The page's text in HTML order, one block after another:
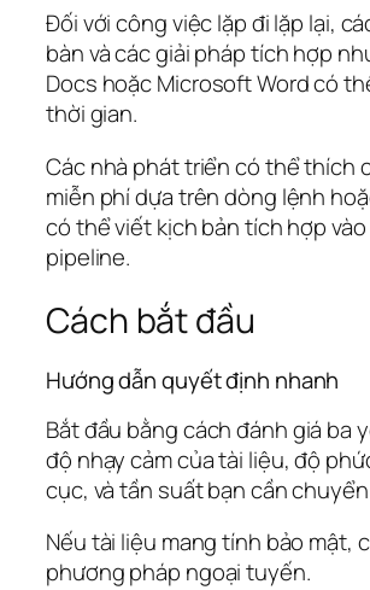
Đối với công việc lặp đi lặp lại,
bàn và các giải pháp tích hợp
Docs hoặc Microsoft Word có
thời gian.
Các nhà phát triển có thể thích
miễn phí dựa trên dòng lệnh
có thể viết kịch bản tích hợp
pipeline.
Cách bắt đầu
Hướng dẫn quyết định nhanh
Bắt đầu bằng cách đánh giá ba
độ nhạy cảm của tài liệu, độ
cục, và tần suất bạn cần
Nếu tài liệu mang tính bảo mật,
phương pháp ngoại tuyến.